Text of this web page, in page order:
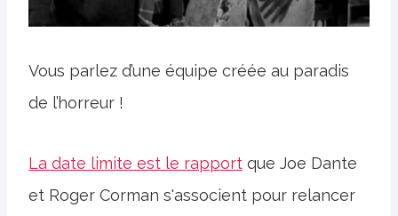
Vous parlez d’une équipe créée au paradis
de l’horreur !
La date limite est le rapport que Joe Dante
et Roger Corman s'associent pour relancer